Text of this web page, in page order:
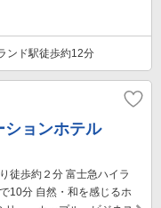
ド駅徒歩約12分
ョンホテル
２分 富士急ハイラ
10分 自然・和を感じるホ